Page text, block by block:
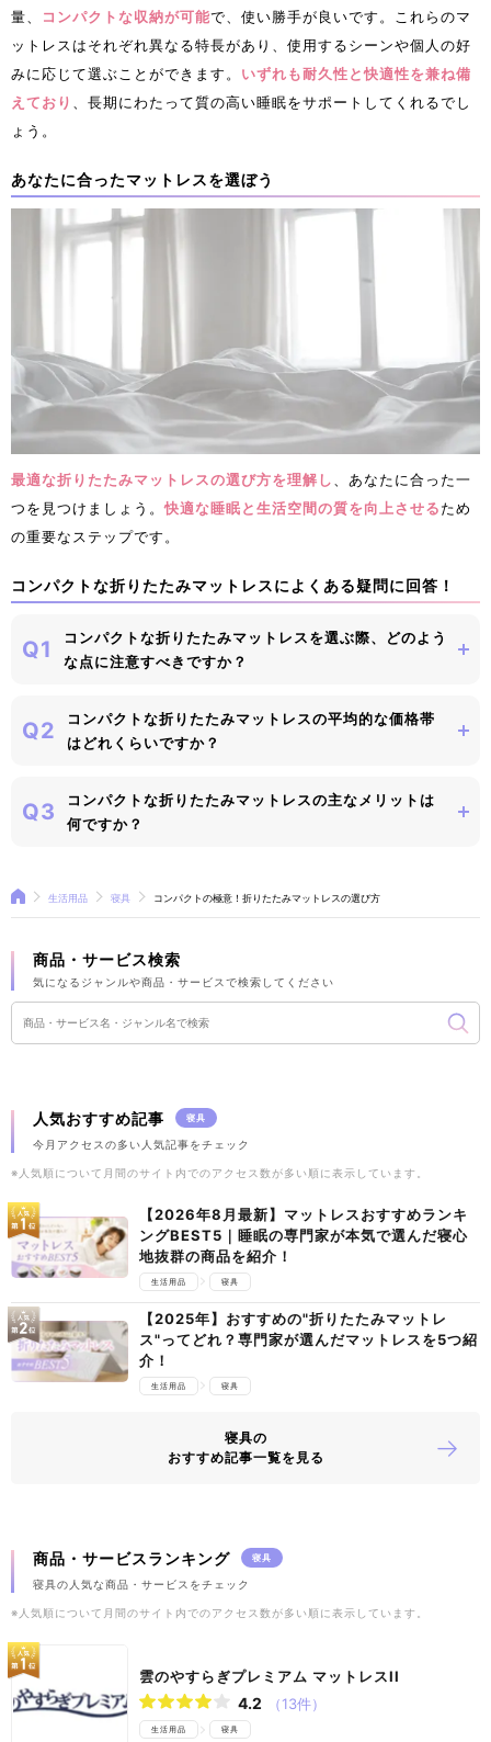
量、
コンパクトな収納が可能で、使い勝手が良いです。これらのマ
ットレスはそれぞれ異なる特長があり、使用するシーンや個人の好
みに応じて選ぶことができます。 いずれも耐久性と快適性を兼ね備
えており
、長期にわたって質の高い睡眠をサポートしてくれるでし
ょう。
あなたに合ったマットレスを選ぼう
最適な折りたたみマットレスの選び方を理解し
、あなたに合った一
つを見つけましょう。快適な睡眠と生活空間の質を向上させるため
の重要なステップです。
コンパクトな折りたたみマットレスによくある疑問に回答！
Q1
コンパクトな折りたたみマットレスを選ぶ際、どのよう
な点に注意すべきですか？
Q2
コンパクトな折りたたみマットレスの平均的な価格帯
はどれくらいですか？
Q3
コンパクトな折りたたみマットレスの主なメリットは
何ですか？
生活用品 寝具 コンパクトの極意！折りたたみマットレスの選び方
商品・サービス検索
気になるジャンルや商品・サービスで検索してください
人気おすすめ記事 寝具
今月アクセスの多い人気記事をチェック
※人気順について月間のサイト内でのアクセス数が多い順に表示しています。
【2026年8月最新】マットレスおすすめランキ
ングBEST5｜睡眠の専門家が本気で選んだ寝心
地抜群の商品を紹介！
生活用品 寝具
【2025年】おすすめの"折りたたみマットレ
ス"ってどれ？専門家が選んだマットレスを5つ紹
介！
生活用品 寝具
寝具の
おすすめ記事一覧を見る
商品・サービスランキング 寝具
寝具の人気な商品・サービスをチェック
※人気順について月間のサイト内でのアクセス数が多い順に表示しています。
雲のやすらぎプレミアム マットレスII
4.2 （13件）
生活用品 寝具